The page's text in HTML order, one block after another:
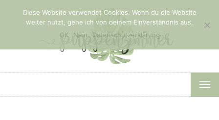
Diese Website verwendet Cookies. Wenn du die Website
weiter nutzt, gehe ich von deinem Einverständnis aus.
OK
Nein Datenschutzerklärung